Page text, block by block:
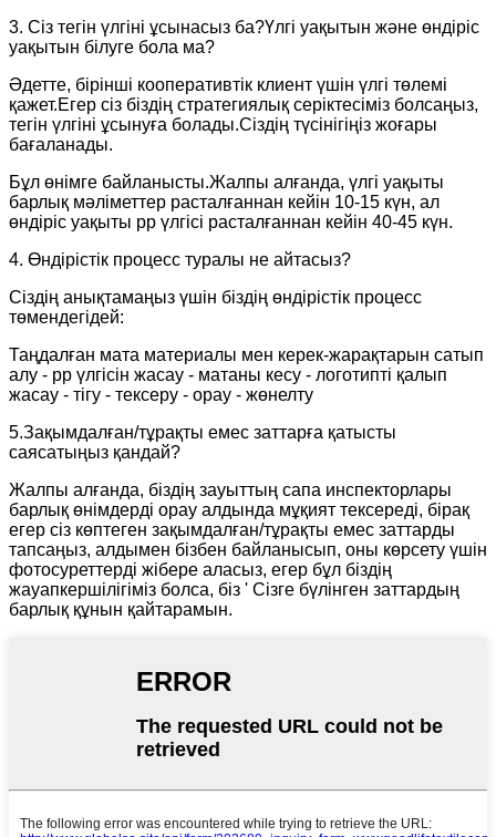
3. Сіз тегін үлгіні ұсынасыз ба?Үлгі уақытын және өндіріс
уақытын білуге ​​бола ма?
Әдетте, бірінші кооперативтік клиент үшін үлгі төлемі
қажет.Егер сіз біздің стратегиялық серіктесіміз болсаңыз,
тегін үлгіні ұсынуға болады.Сіздің түсінігіңіз жоғары
бағаланады.
Бұл өнімге байланысты.Жалпы алғанда, үлгі уақыты
барлық мәліметтер расталғаннан кейін 10-15 күн, ал
өндіріс уақыты pp үлгісі расталғаннан кейін 40-45 күн.
4. Өндірістік процесс туралы не айтасыз?
Сіздің анықтамаңыз үшін біздің өндірістік процесс
төмендегідей:
Таңдалған мата материалы мен керек-жарақтарын сатып
алу - pp үлгісін жасау - матаны кесу - логотипті қалып
жасау - тігу - тексеру - орау - жөнелту
5.Зақымдалған/тұрақты емес заттарға қатысты
саясатыңыз қандай?
Жалпы алғанда, біздің зауыттың сапа инспекторлары
барлық өнімдерді орау алдында мұқият тексереді, бірақ
егер сіз көптеген зақымдалған/тұрақты емес заттарды
тапсаңыз, алдымен бізбен байланысып, оны көрсету үшін
фотосуреттерді жібере аласыз, егер бұл біздің
жауапкершілігіміз болса, біз ' Сізге бүлінген заттардың
барлық құнын қайтарамын.